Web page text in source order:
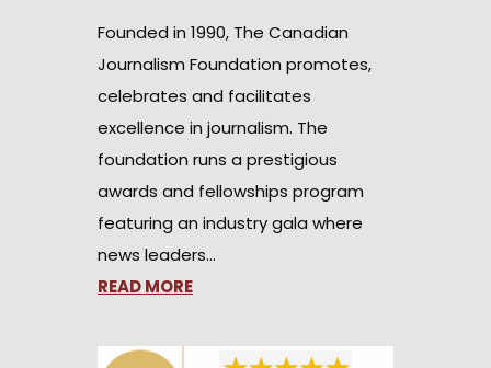
Founded in 1990, The Canadian
Journalism Foundation promotes,
celebrates and facilitates
excellence in journalism. The
foundation runs a prestigious
awards and fellowships program
featuring an industry gala where
news leaders…
READ MORE